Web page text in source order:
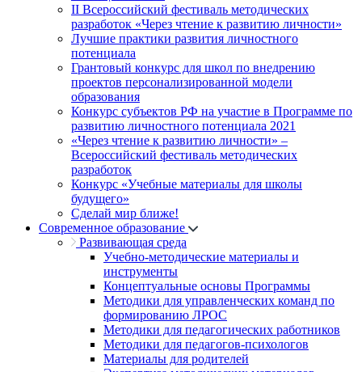
II Всероссийский фестиваль методических
разработок «Через чтение к развитию личности»
Лучшие практики развития личностного
потенциала
Грантовый конкурс для школ по внедрению
проектов персонализированной модели
образования
Конкурс субъектов РФ на участие в Программе по
развитию личностного потенциала 2021
«Через чтение к развитию личности» –
Всероссийский фестиваль методических
разработок
Конкурс «Учебные материалы для школы
будущего»
Сделай мир ближе!
Современное образование
Развивающая среда
Учебно-методические материалы и
инструменты
Концептуальные основы Программы
Методики для управленческих команд по
формированию ЛРОС
Методики для педагогических работников
Методики для педагогов-психологов
Материалы для родителей